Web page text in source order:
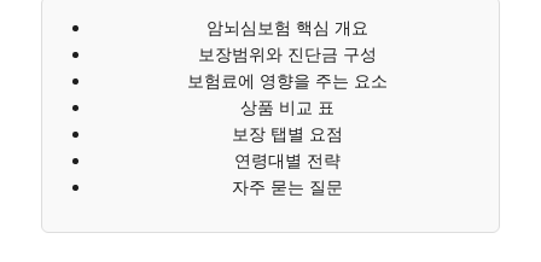
암뇌심보험 핵심 개요
보장범위와 진단금 구성
보험료에 영향을 주는 요소
상품 비교 표
보장 탭별 요점
연령대별 전략
자주 묻는 질문